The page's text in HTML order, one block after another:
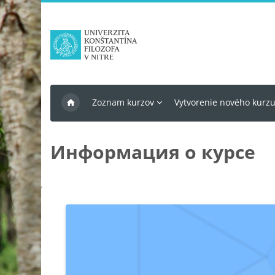
Перейти к основному содержанию
Zoznam kurzov Vytvorenie nového kurzu
Информация о курсе